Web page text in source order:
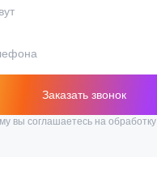
Заказать звонок
вы соглашаетесь на обработку